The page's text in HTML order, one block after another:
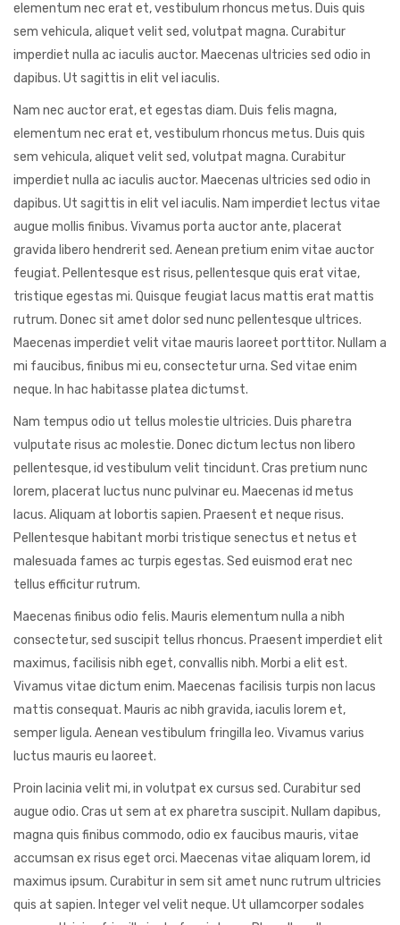
elementum nec erat et, vestibulum rhoncus metus. Duis quis
sem vehicula, aliquet velit sed, volutpat magna. Curabitur
imperdiet nulla ac iaculis auctor. Maecenas ultricies sed odio in
dapibus. Ut sagittis in elit vel iaculis.
Nam nec auctor erat, et egestas diam. Duis felis magna,
elementum nec erat et, vestibulum rhoncus metus. Duis quis
sem vehicula, aliquet velit sed, volutpat magna. Curabitur
imperdiet nulla ac iaculis auctor. Maecenas ultricies sed odio in
dapibus. Ut sagittis in elit vel iaculis. Nam imperdiet lectus vitae
augue mollis finibus. Vivamus porta auctor ante, placerat
gravida libero hendrerit sed. Aenean pretium enim vitae auctor
feugiat. Pellentesque est risus, pellentesque quis erat vitae,
tristique egestas mi. Quisque feugiat lacus mattis erat mattis
rutrum. Donec sit amet dolor sed nunc pellentesque ultrices.
Maecenas imperdiet velit vitae mauris laoreet porttitor. Nullam a
mi faucibus, finibus mi eu, consectetur urna. Sed vitae enim
neque. In hac habitasse platea dictumst.
Nam tempus odio ut tellus molestie ultricies. Duis pharetra
vulputate risus ac molestie. Donec dictum lectus non libero
pellentesque, id vestibulum velit tincidunt. Cras pretium nunc
lorem, placerat luctus nunc pulvinar eu. Maecenas id metus
lacus. Aliquam at lobortis sapien. Praesent et neque risus.
Pellentesque habitant morbi tristique senectus et netus et
malesuada fames ac turpis egestas. Sed euismod erat nec
tellus efficitur rutrum.
Maecenas finibus odio felis. Mauris elementum nulla a nibh
consectetur, sed suscipit tellus rhoncus. Praesent imperdiet elit
maximus, facilisis nibh eget, convallis nibh. Morbi a elit est.
Vivamus vitae dictum enim. Maecenas facilisis turpis non lacus
mattis consequat. Mauris ac nibh gravida, iaculis lorem et,
semper ligula. Aenean vestibulum fringilla leo. Vivamus varius
luctus mauris eu laoreet.
Proin lacinia velit mi, in volutpat ex cursus sed. Curabitur sed
augue odio. Cras ut sem at ex pharetra suscipit. Nullam dapibus,
magna quis finibus commodo, odio ex faucibus mauris, vitae
accumsan ex risus eget orci. Maecenas vitae aliquam lorem, id
maximus ipsum. Curabitur in sem sit amet nunc rutrum ultricies
quis at sapien. Integer vel velit neque. Ut ullamcorper sodales